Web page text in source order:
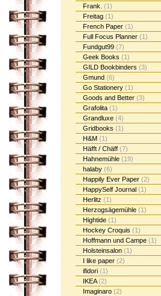
Frank. (1)
Freitag (1)
French Paper (1)
Full Focus Planner (1)
Fundgut99 (7)
Geek Books (1)
GILD Bookbinders (3)
Gmund (6)
Go Stationery (1)
Goods and Better (3)
Grafolita (1)
Grandluxe (4)
Gridbooks (1)
H&M (1)
Häfft / Chäff (7)
Hahnemühle (19)
halaby (6)
Happily Ever Paper (2)
HappySelf Journal (1)
Herlitz (1)
Herzogsägemühle (1)
Hightide (1)
Hockey Croquis (1)
Hoffmann und Campe (1)
Holsteinsalon (1)
I like paper (2)
ifidori (1)
IKEA(2)
Imaginaro (2)